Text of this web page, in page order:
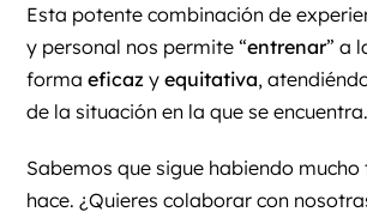
Esta potente combinación de
y personal nos permite “entrenar” a
formaeficazyequitativa,
de la situación en la que se encuentra.
Sabemos que sigue habiendo
hace. ¿Quieres colaborar con